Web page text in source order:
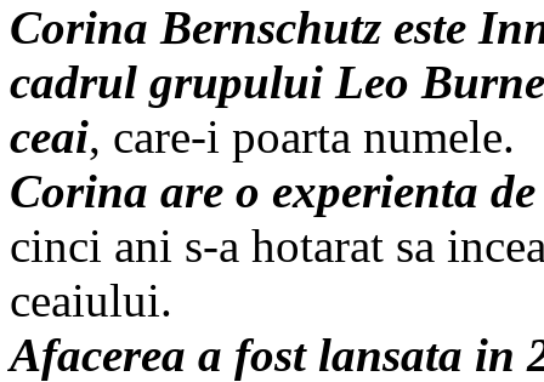
Corina Bernschutz este
cadrul grupului Leo
ceai, care-i poarta numele.
Corina are o experienta
cinci ani s-a hotarat sa
ceaiului.
Afacerea a fost lansata in